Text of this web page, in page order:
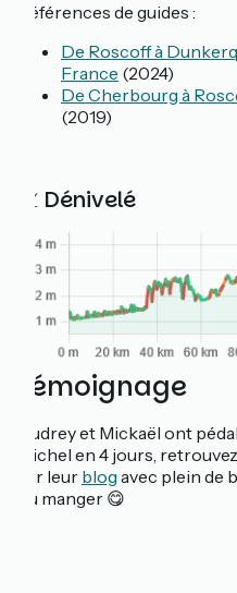
Références de guides :
De Roscoff à
France (2024)
De Cherbourg à
(2019)
📈 Dénivelé
Témoignage
Audrey et Mickaël ont
Michel en 4 jours,
sur leur blog avec plein de
où manger 😋